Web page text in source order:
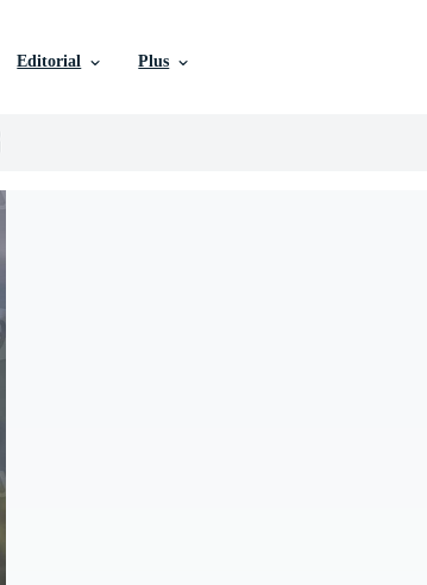
Editorial Plus